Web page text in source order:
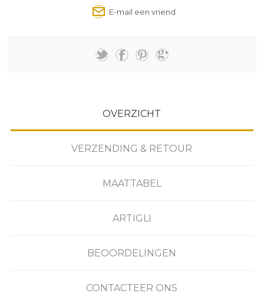
OVERZICHT
VERZENDING & RETOUR
MAATTABEL
ARTIGLI
BEOORDELINGEN
CONTACTEER ONS